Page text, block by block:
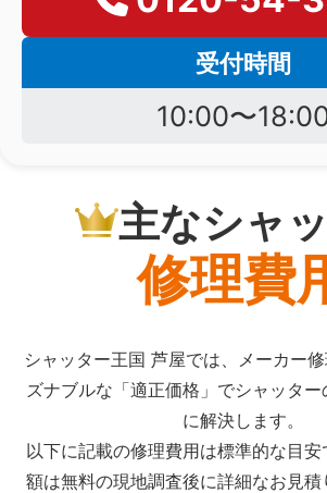
受付時間
10:00〜
主なシャ
修理費
シャッター王国 芦屋では、メーカー
ズナブルな「適正価格」でシャッタ
に解決します。
以下に記載の修理費用は標準的な目
額は無料の現地調査後に詳細なお見積